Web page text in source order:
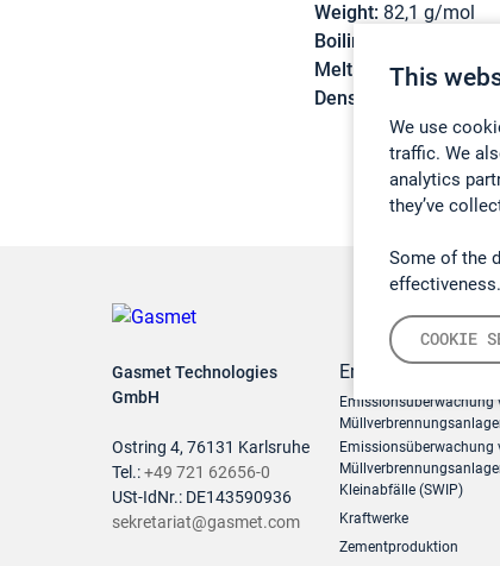
This
We use
traffic. We
analytics
they’ve
Some of the
COOKIE
Weight: 82,1 g/mol
Boiling point:
Melting point:-6 °C
Density:
Gasmet Technologies
GmbH
Ostring 4, 76131 Karlsruhe
Tel.:+49 721 62656-0
USt-IdNr.: DE143590936
sekretariat@gasmet.com
Emissionsüberwachung
Emissionsüberwachung
Kleinabfälle (SWIP)
Kraftwerke
Zementproduktion